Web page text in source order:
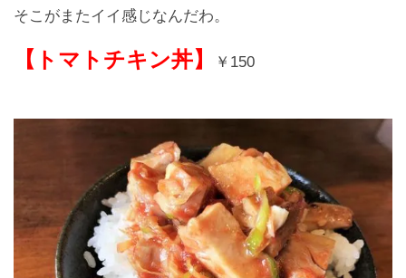
そこがまたイイ感じなんだわ。
【トマトチキン丼】 ￥ 150